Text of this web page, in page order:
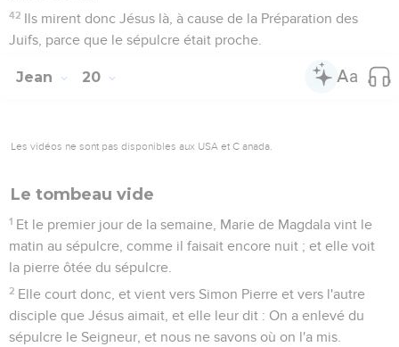
42 Ils mirent donc Jésus là, à cause de la Préparation des
Juifs, parce que le sépulcre était proche.
Jean 20
Les vidéos ne sont pas disponibles aux USA et C anada.
Le tombeau vide
1 Et le premier jour de la semaine, Marie de Magdala vint le
matin au sépulcre, comme il faisait encore nuit ; et elle voit
la pierre ôtée du sépulcre.
2 Elle court donc, et vient vers Simon Pierre et vers l'autre
disciple que Jésus aimait, et elle leur dit : On a enlevé du
sépulcre le Seigneur, et nous ne savons où on l'a mis.